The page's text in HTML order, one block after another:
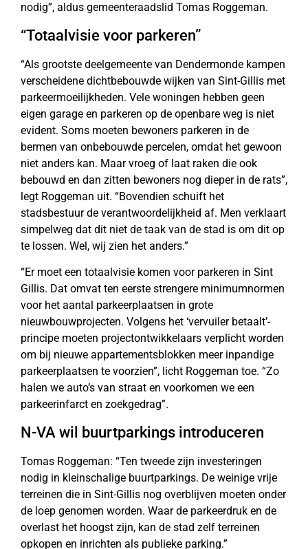
nodig”, aldus gemeenteraadslid Tomas Roggeman.
“Totaalvisie voor parkeren”
“Als grootste deelgemeente van Dendermonde kampen
verscheidene dichtbebouwde wijken van Sint-Gillis met
parkeermoeilijkheden. Vele woningen hebben geen
eigen garage en parkeren op de openbare weg is niet
evident. Soms moeten bewoners parkeren in de
bermen van onbebouwde percelen, omdat het gewoon
niet anders kan. Maar vroeg of laat raken die ook
bebouwd en dan zitten bewoners nog dieper in de rats”,
legt Roggeman uit. “Bovendien schuift het
stadsbestuur de verantwoordelijkheid af. Men verklaart
simpelweg dat dit niet de taak van de stad is om dit op
te lossen. Wel, wij zien het anders.”
“Er moet een totaalvisie komen voor parkeren in Sint
Gillis. Dat omvat ten eerste strengere minimumnormen
voor het aantal parkeerplaatsen in grote
nieuwbouwprojecten. Volgens het ‘vervuiler betaalt’-
principe moeten projectontwikkelaars verplicht worden
om bij nieuwe appartementsblokken meer inpandige
parkeerplaatsen te voorzien”, licht Roggeman toe. “Zo
halen we auto’s van straat en voorkomen we een
parkeerinfarct en zoekgedrag”.
N-VA wil buurtparkings introduceren
Tomas Roggeman: “Ten tweede zijn investeringen
nodig in kleinschalige buurtparkings. De weinige vrije
terreinen die in Sint-Gillis nog overblijven moeten onder
de loep genomen worden. Waar de parkeerdruk en de
overlast het hoogst zijn, kan de stad zelf terreinen
opkopen en inrichten als publieke parking.”